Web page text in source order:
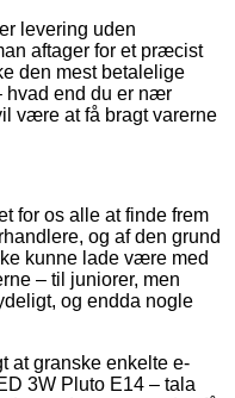
levering uden
aftager for et præcist
den mest betalelige
hvad end du er nær
være at få bragt varerne
for os alle at finde frem
og af den grund
kunne lade være med
– til juniorer, men
og endda nogle
at granske enkelte e-
3W Pluto E14 – tala